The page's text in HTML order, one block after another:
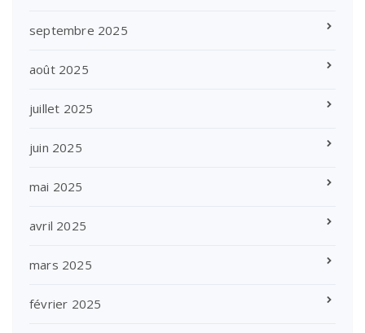
septembre 2025
août 2025
juillet 2025
juin 2025
mai 2025
avril 2025
mars 2025
février 2025